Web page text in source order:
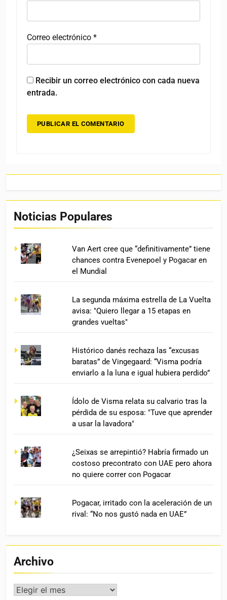
Correo electrónico *
Recibir un correo electrónico con cada nueva
entrada.
Noticias Populares
Van Aert cree que “definitivamente” tiene
chances contra Evenepoel y Pogacar en
el Mundial
La segunda máxima estrella de La Vuelta
avisa: "Quiero llegar a 15 etapas en
grandes vueltas"
Histórico danés rechaza las “excusas
baratas” de Vingegaard: “Visma podría
enviarlo a la luna e igual hubiera perdido”
Ídolo de Visma relata su calvario tras la
pérdida de su esposa: "Tuve que aprender
a usar la lavadora"
¿Seixas se arrepintió? Habría firmado un
costoso precontrato con UAE pero ahora
no quiere correr con Pogacar
Pogacar, irritado con la aceleración de un
rival: “No nos gustó nada en UAE”
Archivo
Archivo